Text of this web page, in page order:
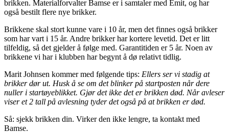
brikken. Materialforvalter Bamse er i samtaler med Emit, og har
også bestilt flere nye brikker.
Brikkene skal stort kunne vare i 10 år, men det finnes også brikker
som har vart i 15 år. Andre brikker har kortere levetid. Det er litt
tilfeldig, så det gjelder å følge med. Garantitiden er 5 år. Noen av
brikkene vi har i klubben har begynt å dø relativt tidlig.
Marit Johnsen kommer med følgende tips: Ellers ser vi stadig at
brikker dør ut. Husk å se om det blinker på startposten når dere
nuller i startøyeblikket. Gjør det ikke det er brikken død. Når avleser
viser et 2 tall på avlesning tyder det også på at brikken er død.
Så: sjekk brikken din. Virker den ikke lengre, ta kontakt med
Bamse.